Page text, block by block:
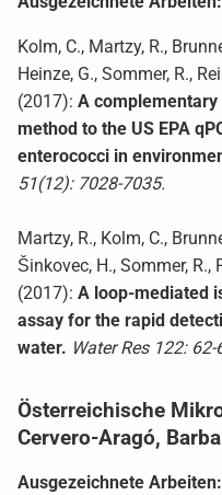
Kolm, C., Martzy, R.,
Heinze, G., Sommer, R.,
(2017): A
method to the US EPA
enterococci in
51(12): 7028-7035.
Martzy, R., Kolm, C.,
Šinkovec, H., Sommer, R.,
(2017): A loop-mediated
assay for the rapid
water. Water Res 122: 62-
Österreichische
Cervero-Aragó,
Ausgezeichnete Arbeiten: